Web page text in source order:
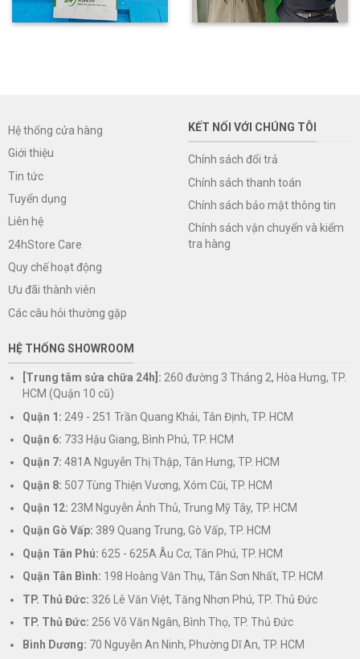
Hệ thống cửa hàng
Giới thiệu
Tin tức
Tuyển dụng
Liên hệ
24hStore Care
Quy chế hoạt động
Ưu đãi thành viên
Các câu hỏi thường gặp
KẾT NỐI VỚI CHÚNG TÔI
Chính sách đổi trả
Chính sách thanh toán
Chính sách bảo mật thông tin
Chính sách vận chuyển và kiểm
tra hàng
HỆ THỐNG SHOWROOM
[Trung tâm sửa chữa 24h]: 260 đường 3 Tháng 2, Hòa Hưng, TP.
HCM (Quận 10 cũ)
Quận 1: 249 - 251 Trần Quang Khải, Tân Định, TP. HCM
Quận 6: 733 Hậu Giang, Bình Phú, TP. HCM
Quận 7: 481A Nguyễn Thị Thập, Tân Hưng, TP. HCM
Quận 8: 507 Tùng Thiện Vương, Xóm Cũi, TP. HCM
Quận 12: 23M Nguyễn Ảnh Thủ, Trung Mỹ Tây, TP. HCM
Quận Gò Vấp: 389 Quang Trung, Gò Vấp, TP. HCM
Quận Tân Phú: 625 - 625A Âu Cơ, Tân Phú, TP. HCM
Quận Tân Bình: 198 Hoàng Văn Thụ, Tân Sơn Nhất, TP. HCM
TP. Thủ Đức: 326 Lê Văn Việt, Tăng Nhơn Phú, TP. Thủ Đức
TP. Thủ Đức: 256 Võ Văn Ngân, Bình Thọ, TP. Thủ Đức
Bình Dương: 70 Nguyễn An Ninh, Phường Dĩ An, TP. HCM